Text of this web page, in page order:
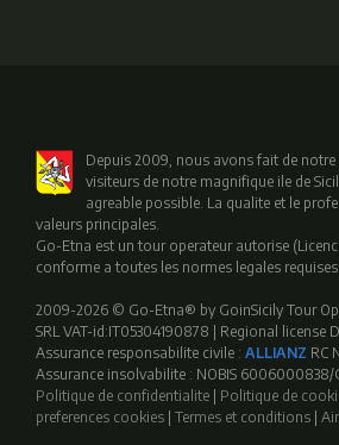
Depuis 2009, nous avons fait de
visiteurs de notre magnifique ile de
agreable possible. La qualite et le
valeurs principales.
Go-Etna est un tour operateur autorise
conforme a toutes les normes legales requises.
2009-2026 © Go-Etna® by GoinSicily Tour
SRL VAT-id:IT05304190878 | Regional license
Assurance responsabilite civile : ALLIANZ RC
Assurance insolvabilite : NOBIS 6006000838/
Politique de confidentialite
Politique de
preferences cookies Termes et conditions